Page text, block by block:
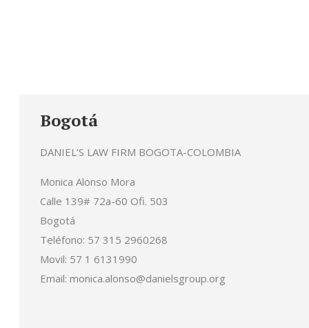
Bogotá
DANIEL’S LAW FIRM BOGOTA-COLOMBIA
Monica Alonso Mora
Calle 139# 72a-60 Ofi. 503
Bogotá
Teléfono: 57 315 2960268
Movil: 57 1 6131990
Email: monica.alonso@danielsgroup.org